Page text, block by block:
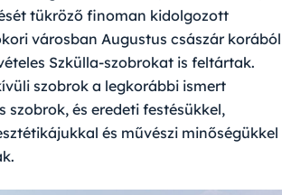
tükröző finoman kidolgozott
városban Augustus császár korából
Szkülla-szobrokat is feltártak.
szobrok a legkorábbi ismert
szobrok, és eredeti festésükkel,
és művészi minőségükkel